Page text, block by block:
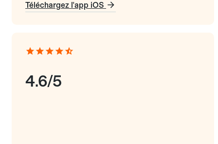
Téléchargez l'app iOS
4.6/5